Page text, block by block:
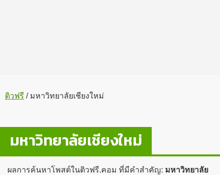
ติวฟรี /มหาวิทยาลัยเชียงใหม่
มหาวิทยาลัยเชียงใหม่
ผลการค้นหาโพสต์ในติวฟรี.คอม ที่มีคำสำคัญ: มหาวิทยาลัย